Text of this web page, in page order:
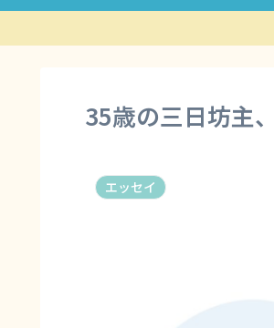
35歳の三日坊主
エッセイ